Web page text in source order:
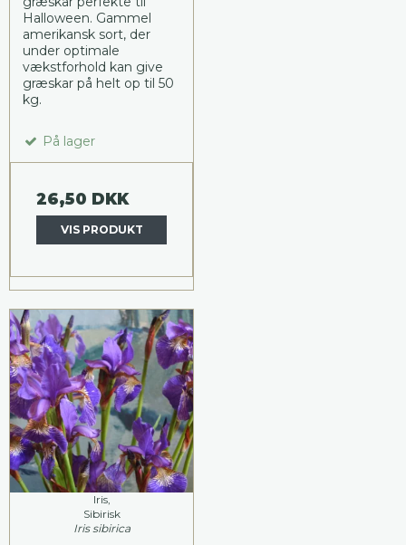
Halloween. Gammel
amerikansk sort, der
under optimale
vækstforhold kan give
græskar på helt op til 50
kg.
På lager
26,50 DKK
VIS PRODUKT
Iris,
Sibirisk
Iris sibirica